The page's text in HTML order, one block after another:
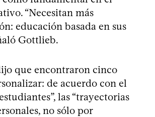
“Necesitan más
educación basada en sus
Gottlieb.
que encontraron cinco
de acuerdo con el
las “trayectorias
no sólo por